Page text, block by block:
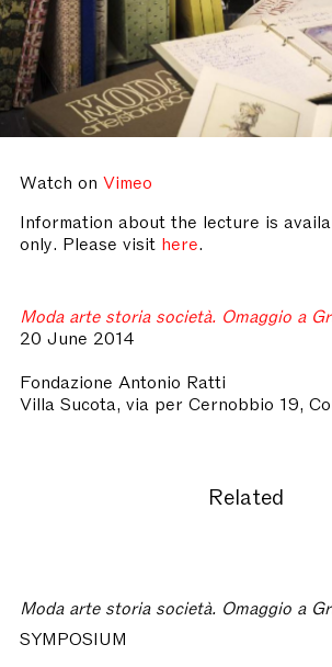
Watch on Vimeo
Information about the lecture is
only. Please visit here.
Moda arte storia società. Omaggio a
20 June 2014
Fondazione Antonio Ratti
Villa Sucota, via per Cernobbio 19,
Related
SYMPOSIUM